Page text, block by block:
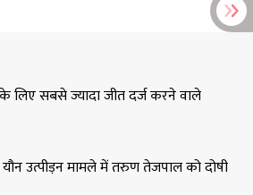
लिए सबसे ज्यादा जीत दर्ज करने वाले
यौन उत्पीड़न मामले में तरुण तेजपाल को दोषी